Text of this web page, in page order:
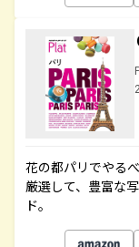
花の都パリでやる
厳選して、豊富な
ド。